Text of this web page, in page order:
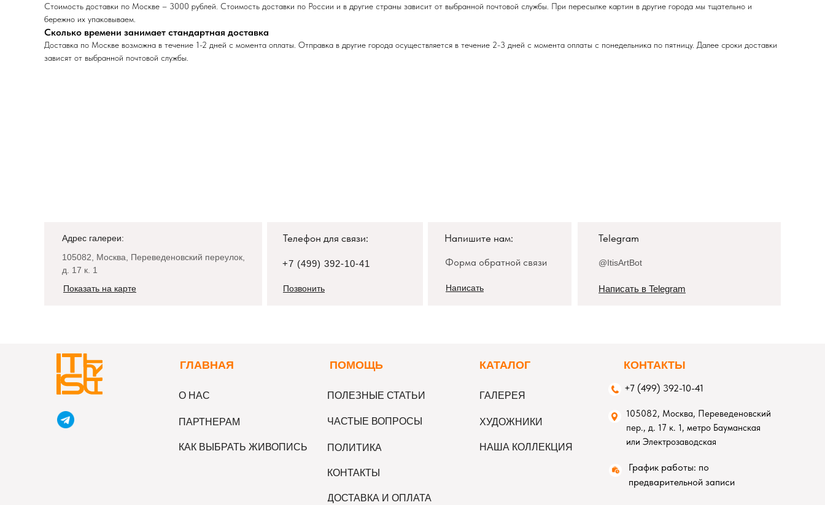
Стоимость доставки по Москве – 3000 рублей. Стоимость доставки по России и в другие страны зависит от выбранной почтовой службы. При пересылке картин в другие города мы тщательно и
бережно их упаковываем.
Сколько времени занимает стандартная доставка
Доставка по Москве возможна в течение 1-2 дней с момента оплаты. Отправка в другие города осуществляется в течение 2-3 дней с момента оплаты с понедельника по пятницу. Далее сроки доставки
зависят от выбранной почтовой службы.
Адрес галереи: Телефон для связи: Напишите нам: Telegram
105082, Москва, Переведеновский переулок,
д. 17 к. 1
Показать на карте
+7 (499) 392-10-41
Позвонить Написать Написать в Telegram
Форма обратной связи @ItisArtBot
О НАС ГАЛЕРЕЯ
ГЛАВНАЯ КОНТАКТЫ
КАТАЛОГ
ПОМОЩЬ
ХУДОЖНИКИ
ЧАСТЫЕ ВОПРОСЫ
ПОЛЕЗНЫЕ СТАТЬИ
КАК ВЫБРАТЬ ЖИВОПИСЬ
ПАРТНЕРАМ
КОНТАКТЫ
ДОСТАВКА И ОПЛАТА
ПОЛИТИКА НАША КОЛЛЕКЦИЯ
105082, Москва, Переведеновский
пер., д. 17 к. 1, метро Бауманская
или Электрозаводская
+7 (499) 392-10-41
График работы: по
предварительной записи